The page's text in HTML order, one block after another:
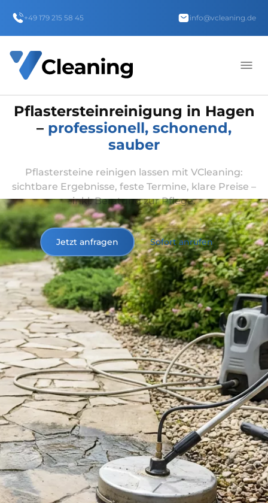
+49 179 215 58 45 info@vcleaning.de
Pflastersteinreinigung in Hagen
– professionell, schonend,
sauber
Pflastersteine reinigen lassen mit VCleaning:
sichtbare Ergebnisse, feste Termine, klare Preise –
inkl. Beratung zur Pflege.
Jetzt anfragen Sofort anrufen